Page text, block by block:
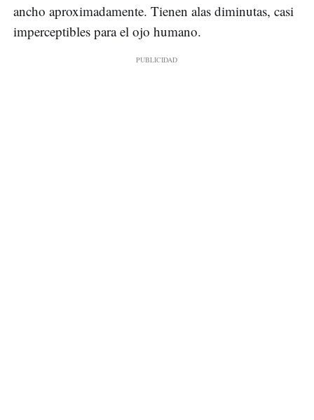
ancho aproximadamente. Tienen alas diminutas, casi
imperceptibles para el ojo humano.